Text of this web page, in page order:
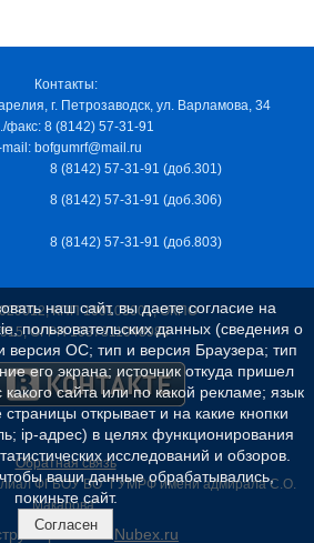
Контакты:
г. Петрозаводск, ул. Варламова, 34
факс: 8 (8142) 57-31-91
mail: bofgumrf@mail.ru
8 (8142) 57-31-91 (доб.301)
8 (8142) 57-31-91 (доб.306)
8 (8142) 57-31-91 (доб.803)
КПП 100103001, ОКПО
ОГРН 1037811048989
Обратная связь
ФГБОУ ВО "ГУМРФ имени адмирала С.О.
Макарова"
сайтов Nubex.ru
наш сайт, вы даете согласие на
пользовательских данных (сведения о
версия ОС; тип и версия Браузера; тип
его экрана; источник откуда пришел
какого сайта или по какой рекламе; язык
открывает и на какие кнопки
ip-адрес) в целях функционирования
исследований и обзоров.
ваши данные обрабатывались,
покиньте сайт.
Согласен